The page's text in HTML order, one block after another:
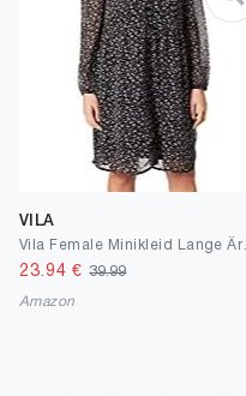
VILA
Vila
23.94 €39.99
Amazon